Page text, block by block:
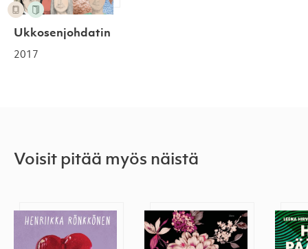
Ukkosenjohdatin
2017
Voisit pitää myös näistä
Herttakuningatar Terveisin rakkaus